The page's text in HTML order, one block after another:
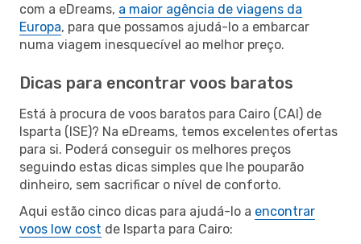
com a eDreams, a maior agência de viagens da
Europa, para que possamos ajudá-lo a embarcar
numa viagem inesquecível ao melhor preço.
Dicas para encontrar voos baratos
Está à procura de voos baratos para Cairo (CAI) de
Isparta (ISE)? Na eDreams, temos excelentes ofertas
para si. Poderá conseguir os melhores preços
seguindo estas dicas simples que lhe pouparão
dinheiro, sem sacrificar o nível de conforto.
Aqui estão cinco dicas para ajudá-lo a encontrar
voos low cost de Isparta para Cairo: